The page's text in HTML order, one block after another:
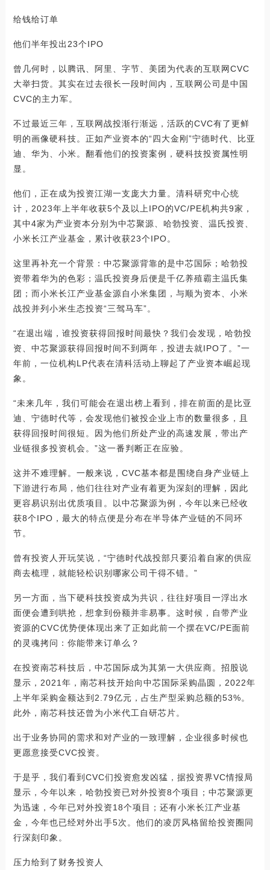
给钱给订单
他们半年投出23个IPO
曾几何时，以腾讯、阿里、字节、美团为代表的互联网CVC
大举扫货。其实在过去很长一段时间内，互联网公司是中国
CVC的主力军。
不过最近三年，互联网战投渐行渐远，活跃的CVC有了更鲜
明的画像硬科技。正如产业资本的“四大金刚”宁德时代、比亚
迪、华为、小米。翻看他们的投资案例，硬科技投资属性明
显。
他们，正在成为投资江湖一支庞大力量。清科研究中心统
计，2023年上半年收获5个及以上IPO的VC/PE机构共9家，
其中4家为产业资本分别为中芯聚源、哈勃投资、温氏投资、
小米长江产业基金，累计收获23个IPO。
这里再补充一个背景：中芯聚源背靠的是中芯国际；哈勃投
资带着华为的色彩；温氏投资身后便是千亿养殖霸主温氏集
团；而小米长江产业基金源自小米集团，与顺为资本、小米
战投并列小米生态投资“三驾马车”。
“在退出端，谁投资获得回报时间最快？我们会发现，哈勃投
资、中芯聚源获得回报时间不到两年，投进去就IPO了。”一
年前，一位机构LP代表在清科活动上聊起了产业资本崛起现
象。
“未来几年，我们可能会在退出榜上看到，排在前面的是比亚
迪、宁德时代等，会发现他们被投企业上市的数量很多，且
获得回报时间很短。因为他们所处产业的高速发展，带出产
业链很多投资机会。”这一番判断正在应验。
这并不难理解。一般来说，CVC基本都是围绕自身产业链上
下游进行布局，他们往往对产业有着更为深刻的理解，因此
更容易识别出优质项目。以中芯聚源为例，今年以来已经收
获8个IPO，最大的特点便是分布在半导体产业链的不同环
节。
曾有投资人开玩笑说，“宁德时代战投部只要沿着自家的供应
商去梳理，就能轻松识别哪家公司干得不错。”
另一方面，当下硬科技投资成为共识，往往好项目一浮出水
面便会遭到哄抢，想拿到份额并非易事。这时候，自带产业
资源的CVC优势便体现出来了正如此前一个摆在VC/PE面前
的灵魂拷问：你能带来订单么？
在投资南芯科技后，中芯国际成为其第一大供应商。招股说
显示，2021年，南芯科技开始向中芯国际采购晶圆，2022年
上半年采购金额达到2.79亿元，占生产型采购总额的53%。
此外，南芯科技还曾为小米代工自研芯片。
出于业务协同的需求和对产业的一致理解，企业很多时候也
更愿意接受CVC投资。
于是乎，我们看到CVC们投资愈发凶猛，据投资界VC情报局
显示，今年以来，哈勃投资已对外投资8个项目；中芯聚源更
为迅速，今年已对外投资18个项目；还有小米长江产业基
金，今年也已经对外出手5次。他们的凌厉风格留给投资圈同
行深刻印象。
压力给到了财务投资人